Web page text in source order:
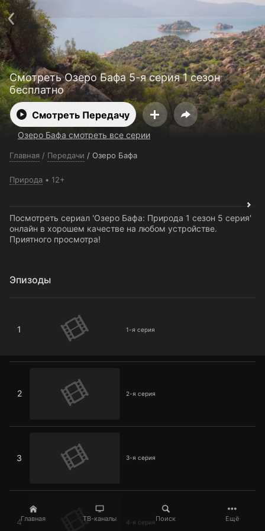
Главная ТВ-каналы Поиск Ещё
Смотреть Озеро Бафа 5-я серия 1 сезон
бесплатно
Смотреть Передачу
Озеро Бафа смотреть все серии
Главная / Передачи / Озеро Бафа
Природа 12+
Посмотреть сериал 'Озеро Бафа: Природа 1 сезон 5 серия'
онлайн в хорошем качестве на любом устройстве.
Приятного просмотра!
Эпизоды
1 1-я серия
2 2-я серия
3 3-я серия
4 4-я серия
Поддержка:
О сервисе
Пользовательское соглашение
Политика конфиденциальности
Для партнёров
Открыть приложение
Ввести промокод
Установить на ТВ
Бесплатные каналы Контакты